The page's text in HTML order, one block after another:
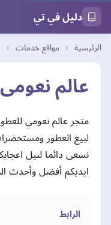
دليل في تي
الرئيسية › مواقع خدمات ›
عالم
متجر عالم نعومي
لبيع العطور
نسعى دائما لنيل
ايديكم أفضل وأحدث
الرابط